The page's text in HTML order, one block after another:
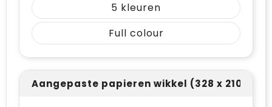
5
Full colour
Aangepaste papieren wikkel (328 x 210)